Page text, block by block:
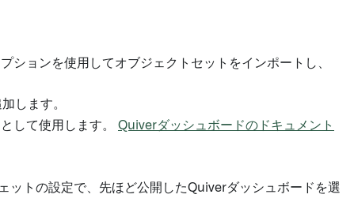
ョンを使用してオブジェクトセットをインポートし、
します。
して使用します。 Quiverダッシュボードのドキュメント
トの設定で、先ほど公開したQuiverダッシュボードを選